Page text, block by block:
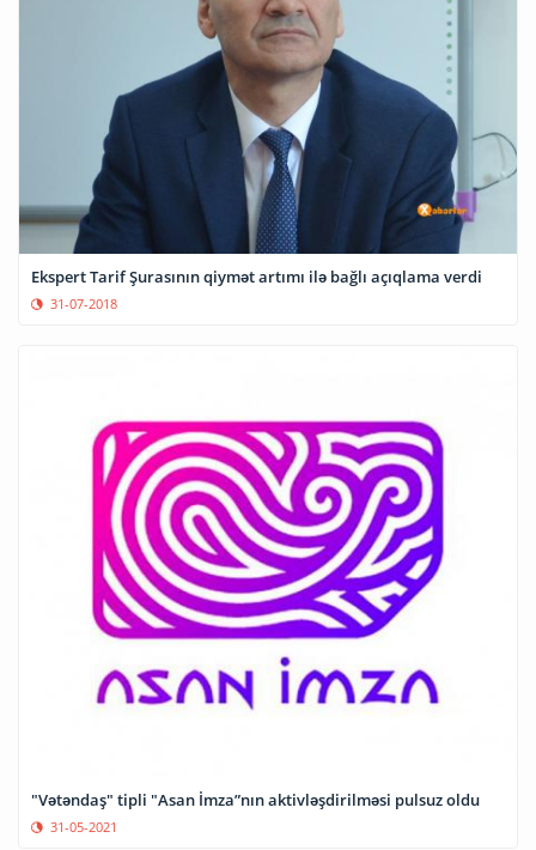
Ekspert Tarif Şurasının qiymət artımı ilə bağlı açıqlama verdi
31-07-2018
"Vətəndaş" tipli "Asan İmza”nın aktivləşdirilməsi pulsuz oldu
31-05-2021